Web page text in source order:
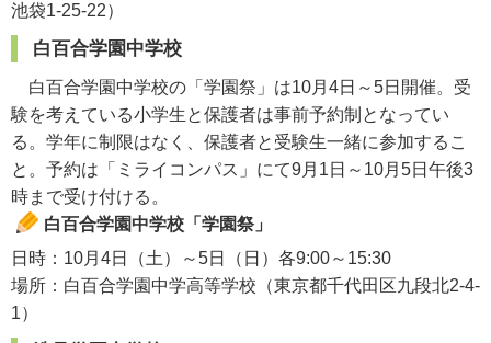
池袋1-25-22）
白百合学園中学校
白百合学園中学校の「学園祭」は10月4日～5日開催。受
験を考えている小学生と保護者は事前予約制となってい
る。学年に制限はなく、保護者と受験生一緒に参加するこ
と。予約は「ミライコンパス」にて9月1日～10月5日午後3
時まで受け付ける。
白百合学園中学校「学園祭」
日時：10月4日（土）～5日（日）各9:00～15:30
場所：白百合学園中学高等学校（東京都千代田区九段北2-4-
1）